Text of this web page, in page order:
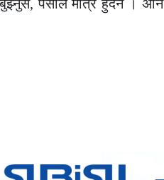
पैसाले मात्र हुँदैन । अनि